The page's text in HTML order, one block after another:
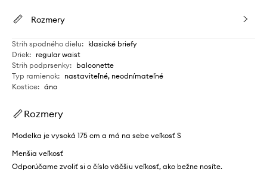
Rozmery
Strih spodného dielu: klasické briefy
Driek: regular waist
Strih podprsenky: balconette
Typ ramienok: nastaviteľné, neodnímateľné
Kostice: áno
Rozmery
Modelka je vysoká 175 cm a má na sebe veľkosť S
Menšia veľkosť
Odporúčame zvoliť si o číslo väčšiu veľkosť, ako bežne nosíte.